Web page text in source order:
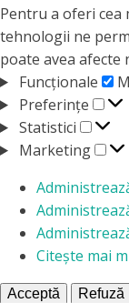
Pentru a oferi cea
tehnologii ne
poate avea
Funcționale
Preferințe
Statistici
Marketing
Citește mai
Acceptă Refuză